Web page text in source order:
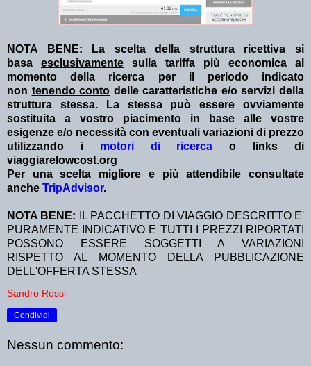
NOTA BENE: La scelta della struttura ricettiva si
basa esclusivamente sulla tariffa più economica al
momento della ricerca per il periodo indicato
non tenendo conto delle caratteristiche e/o servizi della
struttura stessa. La stessa può essere ovviamente
sostituita a vostro piacimento in base alle vostre
esigenze e/o necessità con eventuali variazioni di prezzo
utilizzando i motori di ricerca o links di
viaggiarelowcost.org
Per una scelta migliore e più attendibile consultate
anche TripAdvisor.
NOTA BENE:
IL PACCHETTO DI VIAGGIO DESCRITTO E'
PURAMENTE INDICATIVO E TUTTI I PREZZI RIPORTATI
POSSONO ESSERE SOGGETTI A VARIAZIONI
RISPETTO AL MOMENTO DELLA PUBBLICAZIONE
DELL'OFFERTA STESSA
Sandro Rossi
Condividi
Nessun commento: